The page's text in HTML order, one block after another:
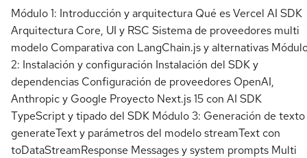
Módulo 1: Introducción y arquitectura Qué es Vercel AI SDK
Arquitectura Core, UI y RSC Sistema de proveedores multi
modelo Comparativa con LangChain.js y alternativas
2: Instalación y configuración Instalación del SDK y
dependencias Configuración de proveedores OpenAI,
Anthropic y Google Proyecto Next.js 15 con AI SDK
TypeScript y tipado del SDK Módulo 3: Generación de texto
generateText y parámetros del modelo streamText con
toDataStreamResponse Messages y system prompts Multi